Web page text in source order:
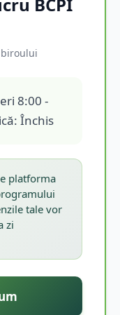
8:00 -
Închis
platforma
tale vor
zi